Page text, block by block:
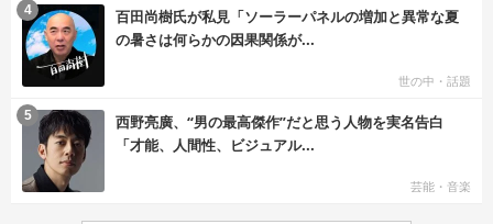
百田尚樹氏が私見「ソーラーパネルの増加と異常な夏
の暑さは何らかの因果関係が...
世の中・話題
4
西野亮廣、“男の最高傑作”だと思う人物を実名告白
「才能、人間性、ビジュアル...
芸能・音楽
5